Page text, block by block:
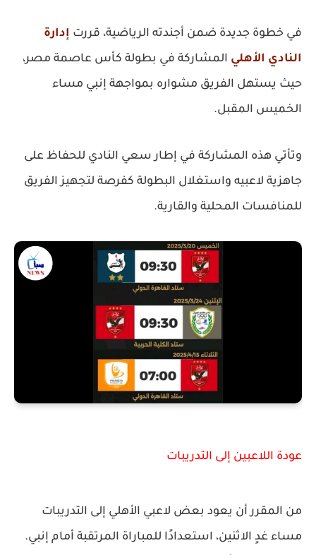
في خطوة جديدة ضمن أجندته الرياضية، قررت إدارة
النادي الأهلي المشاركة في بطولة كأس عاصمة مصر،
حيث يستهل الفريق مشواره بمواجهة إنبي مساء
الخميس المقبل.
وتأتي هذه المشاركة في إطار سعي النادي للحفاظ على
جاهزية لاعبيه واستغلال البطولة كفرصة لتجهيز الفريق
للمنافسات المحلية والقارية.
عودة اللاعبين إلى التدريبات
من المقرر أن يعود بعض لاعبي الأهلي إلى التدريبات
مساء غدٍ الاثنين، استعدادًا للمباراة المرتقبة أمام إنبي.